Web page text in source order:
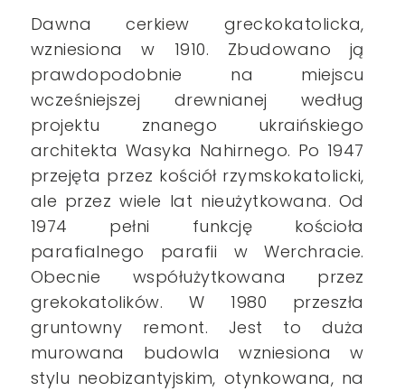
Dawna cerkiew greckokatolicka,
wzniesiona w 1910. Zbudowano ją
prawdopodobnie na miejscu
wcześniejszej drewnianej według
projektu znanego ukraińskiego
architekta Wasyka Nahirnego. Po 1947
przejęta przez kościół rzymskokatolicki,
ale przez wiele lat nieużytkowana. Od
1974 pełni funkcję kościoła
parafialnego parafii w Werchracie.
Obecnie współużytkowana przez
grekokatolików. W 1980 przeszła
gruntowny remont. Jest to duża
murowana budowla wzniesiona w
stylu neobizantyjskim, otynkowana, na